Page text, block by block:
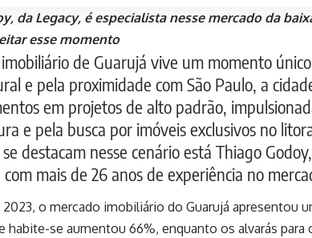
da Legacy, é especialista nesse mercado da
esse momento
de Guarujá vive um momento
e pela proximidade com São Paulo, a
em projetos de alto padrão,
e pela busca por imóveis exclusivos no
destacam nesse cenário está Thiago
com mais de 26 anos de experiência no
o mercado imobiliário do Guarujá apresentou
habite-se aumentou 66%, enquanto os alvarás para